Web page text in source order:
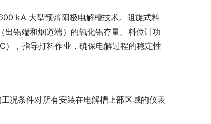
kA 大型预焙阳极电解槽技术。阻旋式料
铝端和烟道端）的氧化铝存量。料位计功
），指导打料作业，确保电解过程的稳定性
况条件对所有安装在电解槽上部区域的仪表